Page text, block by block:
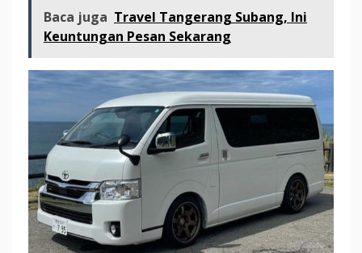
Baca juga Travel Tangerang Subang, Ini
Keuntungan Pesan Sekarang